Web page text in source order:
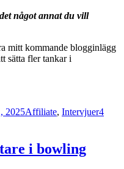
något annat du vill
mitt kommande blogginlägg
sätta fler tankar i
2025Affiliate, Intervjuer4
i bowling